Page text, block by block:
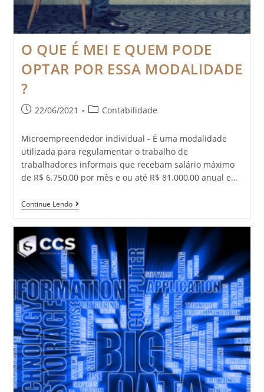
O QUE É MEI E QUEM PODE
OPTAR POR ESSA MODALIDADE
?
22/06/2021 Contabilidade
Microempreendedor individual - É uma modalidade
utilizada para regulamentar o trabalho de
trabalhadores informais que recebam salário máximo
de R$ 6.750,00 por mês e ou até R$ 81.000,00 anual e…
Continue Lendo